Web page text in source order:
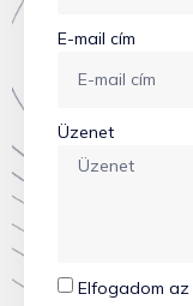
E-mail cím
Üzenet
Elfogadom az